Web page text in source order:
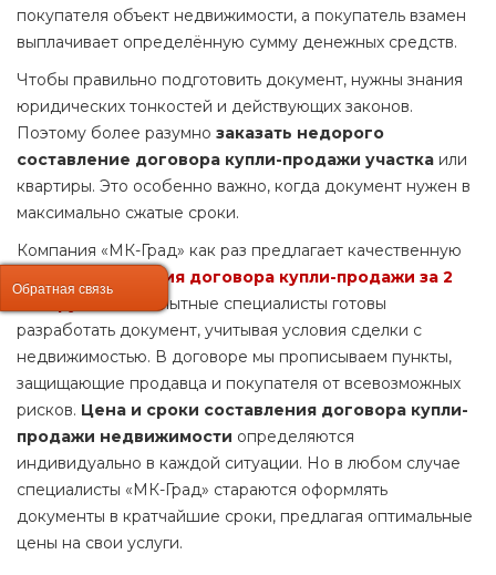
покупателя объект недвижимости, а покупатель взамен
выплачивает определённую сумму денежных средств.
Чтобы правильно подготовить документ, нужны знания
юридических тонкостей и действующих законов.
Поэтому более разумно заказать недорого
составление договора купли-продажи участка или
квартиры. Это особенно важно, когда документ нужен в
максимально сжатые сроки.
Компания «МК-Град» как раз предлагает качественную
составления договора купли-продажи за 2
Наши опытные специалисты готовы
разработать документ, учитывая условия сделки с
недвижимостью. В договоре мы прописываем пункты,
защищающие продавца и покупателя от всевозможных
рисков. Цена и сроки составления договора купли-
продажи недвижимости определяются
индивидуально в каждой ситуации. Но в любом случае
специалисты «МК-Град» стараются оформлять
документы в кратчайшие сроки, предлагая оптимальные
цены на свои услуги.
Обратная связь
Обратная связь